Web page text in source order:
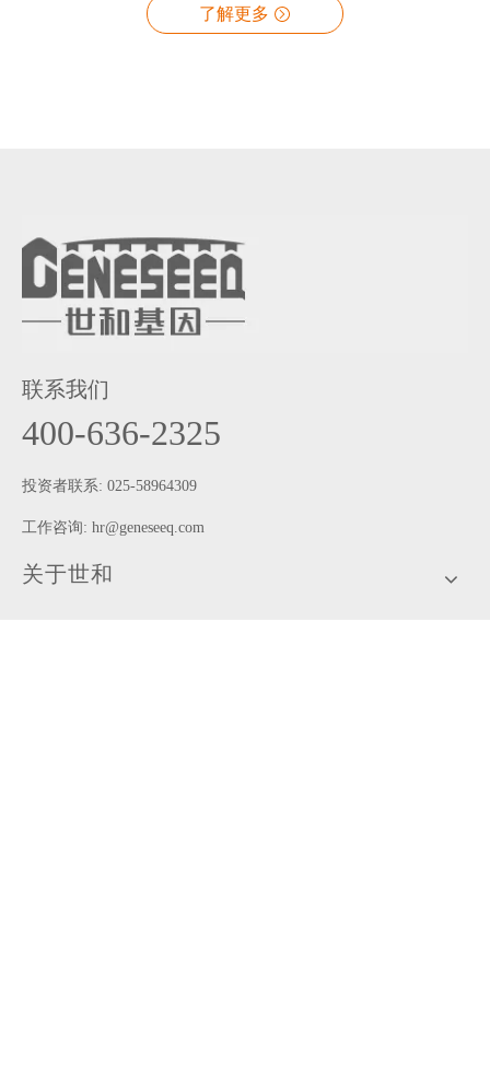
了解更多
联系我们
400-636-2325
投资者联系: 025-58964309
工作咨询: hr@geneseeq.com
关于世和